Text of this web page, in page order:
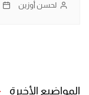
لحسن أوزين
المواضيع الأخيرة